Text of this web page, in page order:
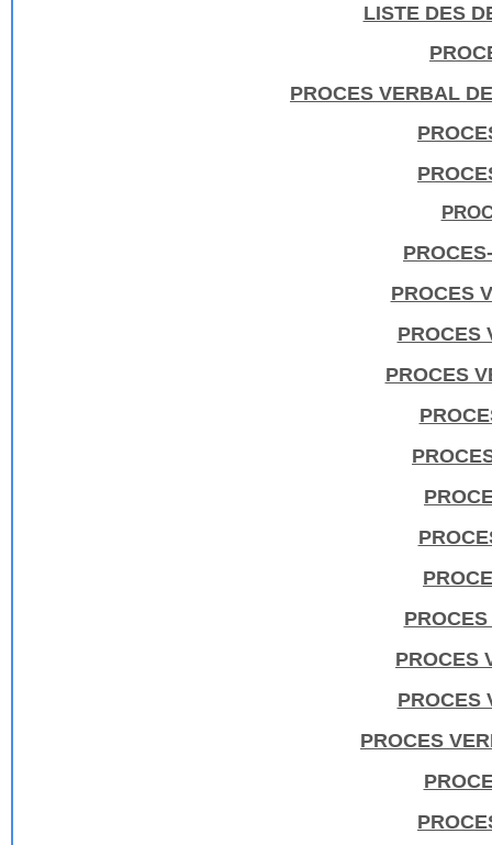
LISTE DES
PROCES VERBAL
PROCES
PROCES
PROCES
PROCES
PROCES
PROCES